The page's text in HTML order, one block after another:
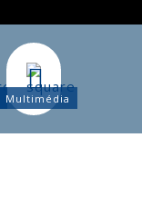
Multimédia